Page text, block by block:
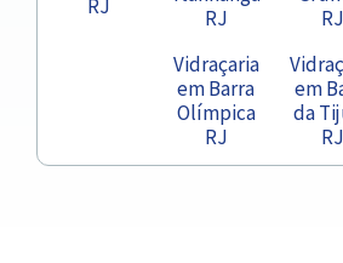
RJ
RJ
RJ
Vidraçaria
em Barra
Olímpica
RJ
em
da
RJ